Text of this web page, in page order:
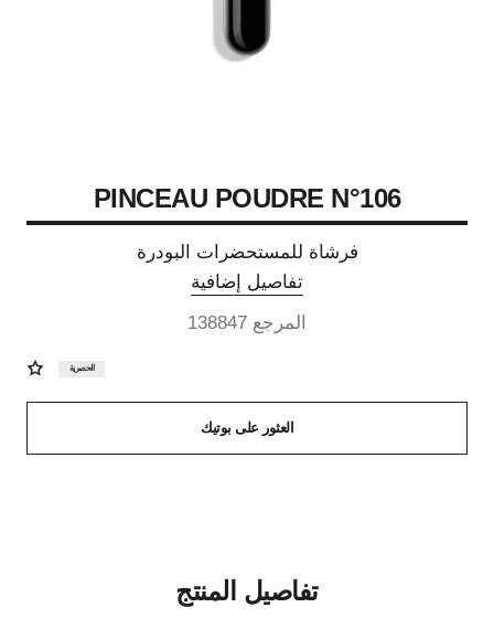
PINCEAU POUDRE N°106
فرشاة للمستحضرات البودرة
تفاصيل إضافية
المرجع 138847
الحصرية
العثور على بوتيك
تفاصيل المنتج